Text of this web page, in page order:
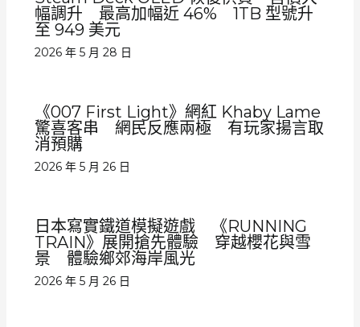
幅調升 最高加幅近 46% 1TB 型號升
至 949 美元
2026 年 5 月 28 日
《007 First Light》網紅 Khaby Lame
驚喜客串 網民反應兩極 有玩家揚言取
消預購
2026 年 5 月 26 日
日本寫實鐵道模擬遊戲 《RUNNING
TRAIN》展開搶先體驗 穿越櫻花與雪
景 體驗鄉郊海岸風光
2026 年 5 月 26 日